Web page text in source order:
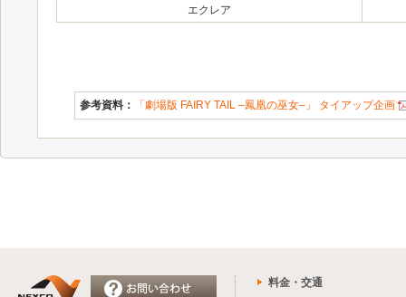
エクレア
参考資料： 「劇場版 FAIRY TAIL –鳳凰の巫女–」 タイアップ企画
料金・交通